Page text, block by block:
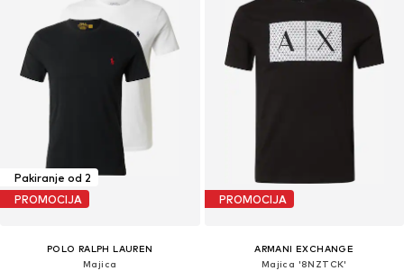
Pakiranje od 2
PROMOCIJA
POLO RALPH LAUREN
Majica
PROMOCIJA
ARMANI EXCHANGE
Majica '8NZTCK'